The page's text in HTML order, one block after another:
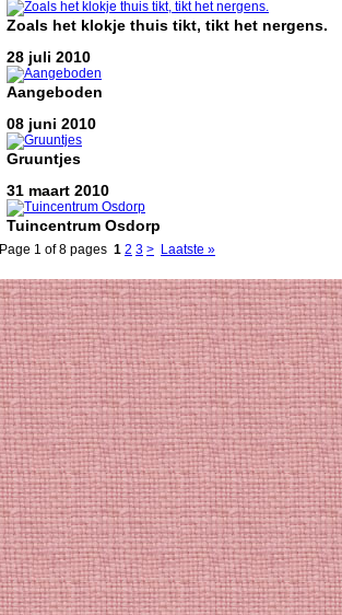
Zoals het klokje thuis tikt, tikt het nergens.
28 juli 2010
Aangeboden
08 juni 2010
Gruuntjes
31 maart 2010
Tuincentrum Osdorp
Page 1 of 8 pages 1 2 3 > Laatste »